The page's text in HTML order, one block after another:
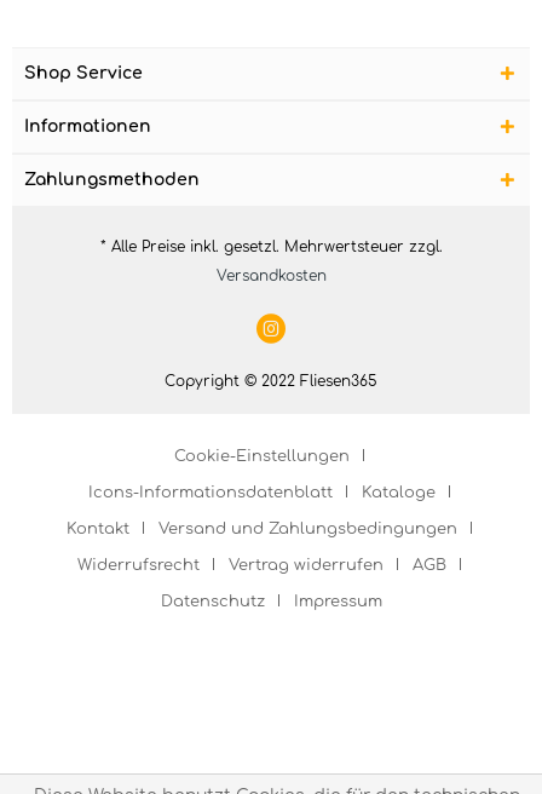
Shop Service
Informationen
Zahlungsmethoden
* Alle Preise inkl. gesetzl. Mehrwertsteuer zzgl.
Versandkosten
Copyright © 2022 Fliesen365
Cookie-Einstellungen
Icons-Informationsdatenblatt Kataloge
Kontakt Versand und Zahlungsbedingungen
Widerrufsrecht Vertrag widerrufen AGB
Datenschutz Impressum